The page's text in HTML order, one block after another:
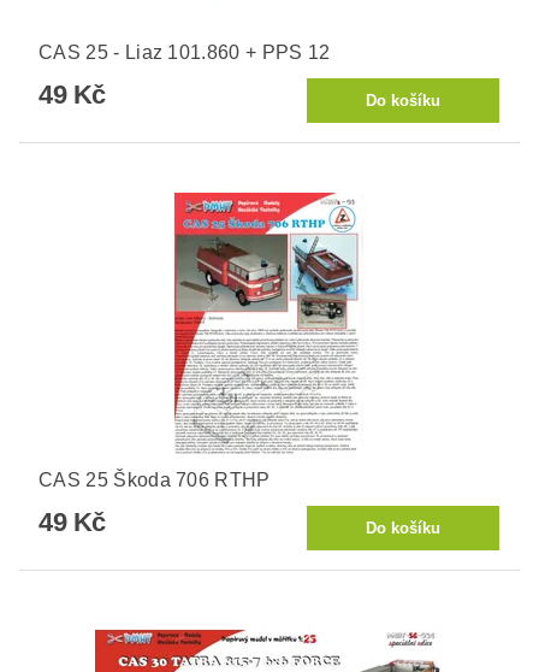
CAS 25 - Liaz 101.860 + PPS 12
49 Kč
CAS 25 Škoda 706 RTHP
49 Kč